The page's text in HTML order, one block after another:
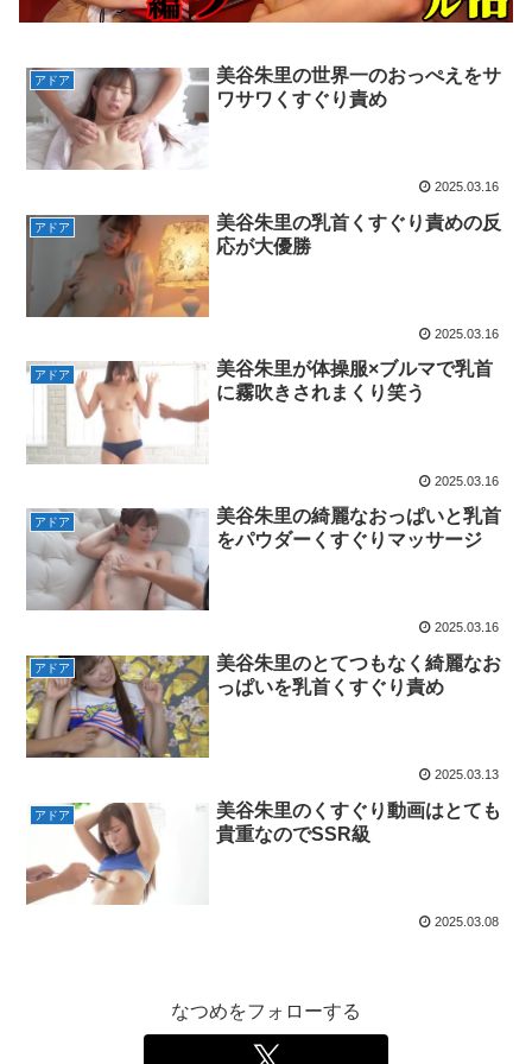
アドア
美谷朱里の世界一のおっぺえをサ
ワサワくすぐり責め
2025.03.16
アドア
美谷朱里の乳首くすぐり責めの反
応が大優勝
2025.03.16
アドア
美谷朱里が体操服×ブルマで乳首
に霧吹きされまくり笑う
2025.03.16
アドア
美谷朱里の綺麗なおっぱいと乳首
をパウダーくすぐりマッサージ
2025.03.16
アドア
美谷朱里のとてつもなく綺麗なお
っぱいを乳首くすぐり責め
2025.03.13
アドア
美谷朱里のくすぐり動画はとても
貴重なのでSSR級
2025.03.08
なつめをフォローする